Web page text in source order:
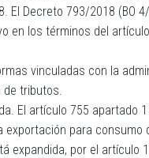
El Decreto 793/2018 (BO
en los términos del
vinculadas con la
de tributos.
El artículo 755 apartado
para consumo
expandida, por el artículo